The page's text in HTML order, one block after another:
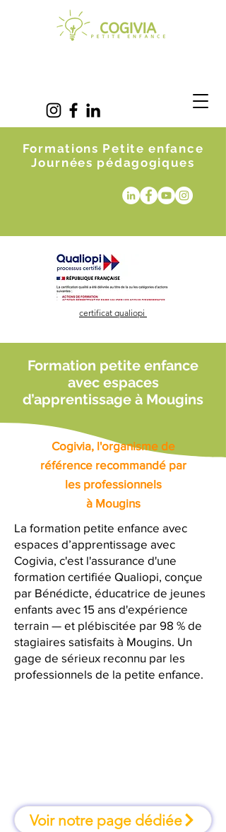
Formations Petite enfance
Journées pédagogiques
certificat qualiopi
Formation petite enfance
avec espaces
d’apprentissage à Mougins
Cogivia, l'organisme de
référence recommandé par
les professionnels
à Mougins
La formation petite enfance avec
espaces d’apprentissage avec
Cogivia, c'est l'assurance d'une
formation certifiée Qualiopi, conçue
par Bénédicte, éducatrice de jeunes
enfants avec 15 ans d'expérience
terrain — et plébiscitée par 98 % de
stagiaires satisfaits à Mougins. Un
gage de sérieux reconnu par les
professionnels de la petite enfance.
Voir notre page dédiée